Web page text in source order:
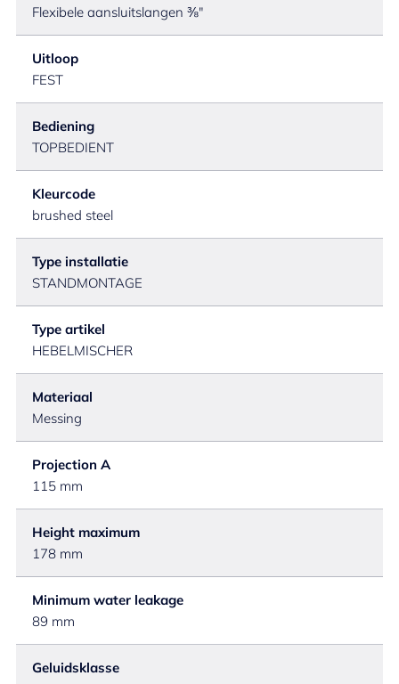
Flexibele aansluitslangen ⅜"
Uitloop
FEST
Bediening
TOPBEDIENT
Kleurcode
brushed steel
Type installatie
STANDMONTAGE
Type artikel
HEBELMISCHER
Materiaal
Messing
Projection A
115 mm
Height maximum
178 mm
Minimum water leakage
89 mm
Geluidsklasse